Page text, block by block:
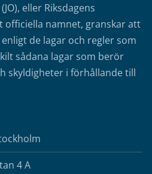
eller Riksdagens
officiella namnet, granskar att
de lagar och regler som
sådana lagar som berör
skyldigheter i förhållande till
4 A